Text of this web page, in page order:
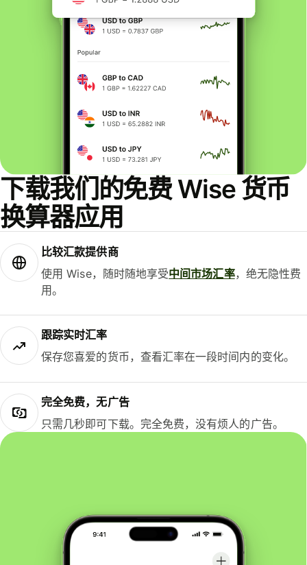
下载我们的免费 Wise 货币
换算器应用
比较汇款提供商
使用 Wise，随时随地享受中间市场汇率，绝无隐性费
用。
跟踪实时汇率
保存您喜爱的货币，查看汇率在一段时间内的变化。
完全免费，无广告
只需几秒即可下载。完全免费，没有烦人的广告。